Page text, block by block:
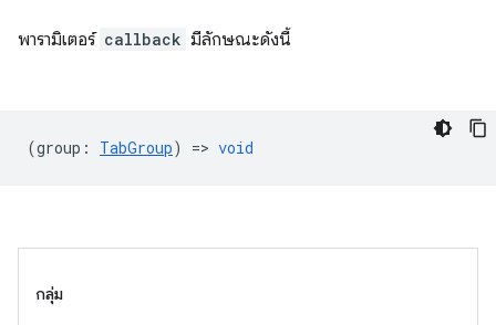
พารามิเตอร์ callback มีลักษณะดังนี้
(group : TabGroup) => void
กลุ่ม